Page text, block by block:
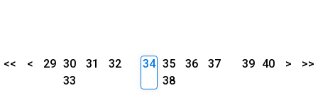
<< < 29 30 31
32
33
34 35 36
37
38
39 40 > >>